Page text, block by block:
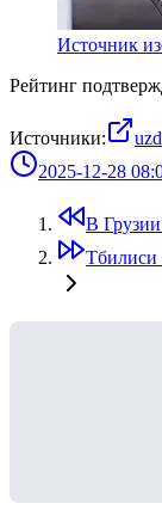
Источник
Рейтинг
Источники:
2025-12-28
В
Тбилиси